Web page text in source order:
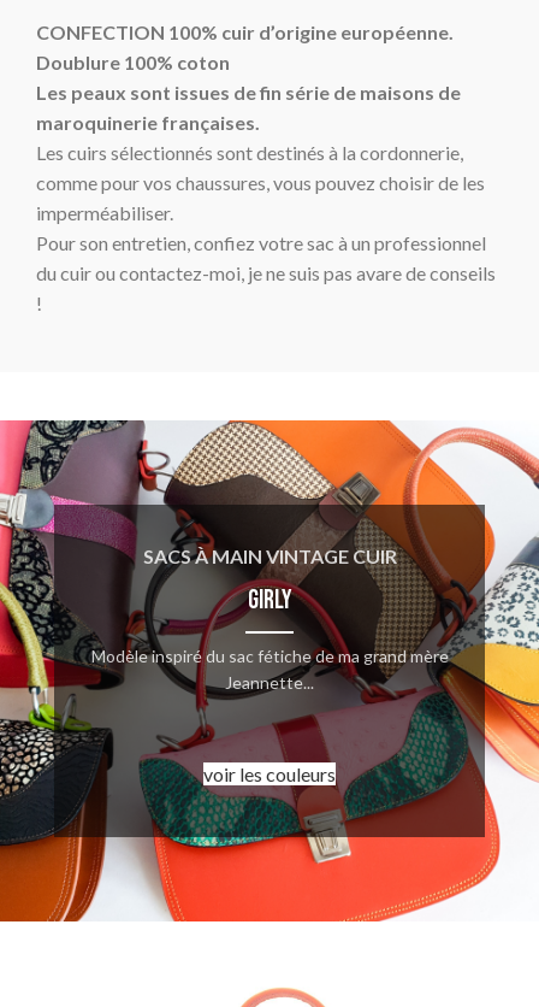
CONFECTION 100% cuir d’origine européenne.
Doublure 100% coton
Les peaux sont issues de fin série de maisons de
maroquinerie françaises.
Les cuirs sélectionnés sont destinés à la cordonnerie,
comme pour vos chaussures, vous pouvez choisir de les
imperméabiliser.
Pour son entretien, confiez votre sac à un professionnel
du cuir ou contactez-moi, je ne suis pas avare de conseils
!
SACS À MAIN VINTAGE CUIR
Girly
Modèle inspiré du sac fétiche de ma grand mère
Jeannette...
voir les couleurs